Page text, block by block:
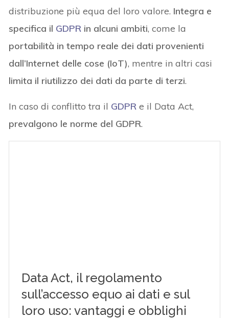
distribuzione più equa del loro valore. Integra e
specifica il GDPR in alcuni ambiti, come la
portabilità in tempo reale dei dati provenienti
dall’Internet delle cose (IoT), mentre in altri casi
limita il riutilizzo dei dati da parte di terzi.
In caso di conflitto tra il GDPR e il Data Act,
prevalgono le norme del GDPR.